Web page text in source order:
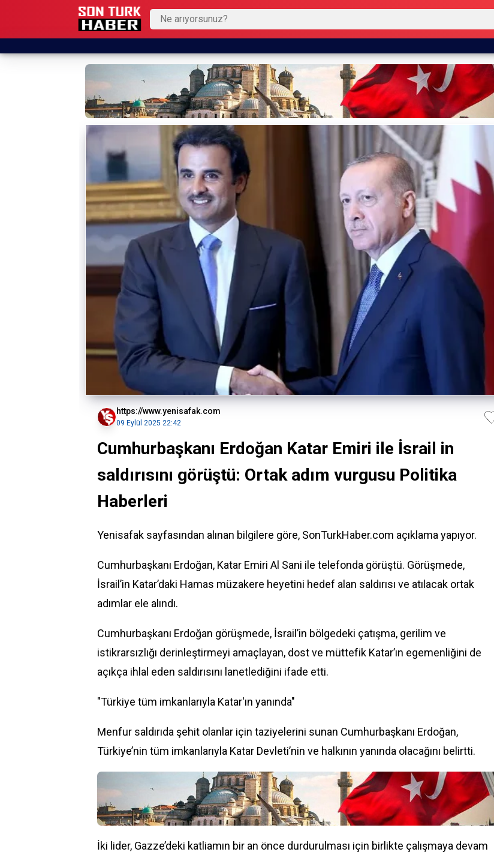
https://www.yenisafak.com
09 Eylül 2025 22:42
Cumhurbaşkanı Erdoğan Katar Emiri ile İsrail in
saldırısını görüştü: Ortak adım vurgusu Politika
Haberleri
Yenisafak sayfasından alınan bilgilere göre, SonTurkHaber.com açıklama yapıyor.
Cumhurbaşkanı Erdoğan, Katar Emiri Al Sani ile telefonda görüştü. Görüşmede,
İsrail’in Katar’daki Hamas müzakere heyetini hedef alan saldırısı ve atılacak ortak
adımlar ele alındı.
Cumhurbaşkanı Erdoğan görüşmede, İsrail’in bölgedeki çatışma, gerilim ve
istikrarsızlığı derinleştirmeyi amaçlayan, dost ve müttefik Katar’ın egemenliğini de
açıkça ihlal eden saldırısını lanetlediğini ifade etti.
"Türkiye tüm imkanlarıyla Katar'ın yanında"
Menfur saldırıda şehit olanlar için taziyelerini sunan Cumhurbaşkanı Erdoğan,
Türkiye’nin tüm imkanlarıyla Katar Devleti’nin ve halkının yanında olacağını belirtti.
İki lider, Gazze’deki katliamın bir an önce durdurulması için birlikte çalışmaya devam